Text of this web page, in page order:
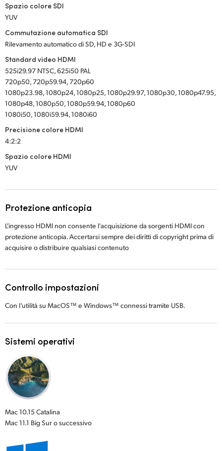
Spazio colore SDI
YUV
Commutazione automatica SDI
Rilevamento automatico di SD, HD e 3G-SDI
Standard video HDMI
525i29.97 NTSC, 625i50 PAL
720p50, 720p59.94, 720p60
1080p23.98, 1080p24, 1080p25, 1080p29.97, 1080p30, 1080p47.95,
1080p48, 1080p50, 1080p59.94, 1080p60
1080i50, 1080i59.94, 1080i60
Precisione colore HDMI
4:2:2
Spazio colore HDMI
YUV
Protezione anticopia
L'ingresso HDMI non consente l'acquisizione da sorgenti HDMI con
protezione anticopia. Accertarsi sempre dei diritti di copyright prima di
acquisire o distribuire qualsiasi contenuto
Controllo impostazioni
Con l’utilità su MacOS™ e Windows™ connessi tramite USB.
Sistemi operativi
Mac 10.15 Catalina
Mac 11.1 Big Sur o successivo